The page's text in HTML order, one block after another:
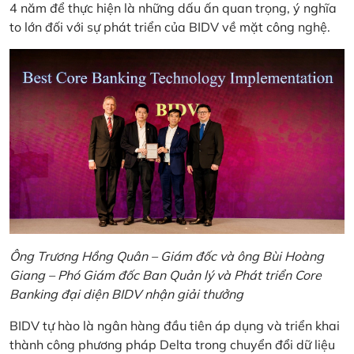
4 năm để thực hiện là những dấu ấn quan trọng, ý nghĩa
to lớn đối với sự phát triển của BIDV về mặt công nghệ.
Ông Trương Hồng Quân – Giám đốc và ông Bùi Hoàng
Giang – Phó Giám đốc Ban Quản lý và Phát triển Core
Banking đại diện BIDV nhận giải thưởng
BIDV tự hào là ngân hàng đầu tiên áp dụng và triển khai
thành công phương pháp Delta trong chuyển đổi dữ liệu